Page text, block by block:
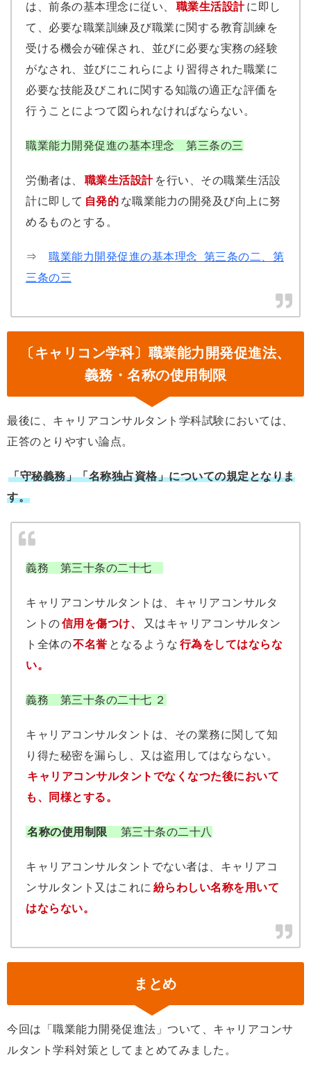
は、前条の基本理念に従い、
職業生活設計に即し
て、必要な職業訓練及び職業に関する教育訓練を
受ける機会が確保され、並びに必要な実務の経験
がなされ、並びにこれらにより習得された職業に
必要な技能及びこれに関する知識の適正な評価を
行うことによつて図られなければならない。
職業能力開発促進の基本理念 第三条の三
労働者は、 職業生活設計 を行い、その職業生活設
計に即して 自発的 な職業能力の開発及び向上に努
めるものとする。
⇒ 職業能力開発促進の基本理念 第三条の二、第
三条の三
〔キャリコン学科〕職業能力開発促進法、
義務・名称の使用制限
最後に、キャリアコンサルタント学科試験においては、
正答のとりやすい論点。
「守秘義務」「名称独占資格」についての規定となりま
す。
義務 第三十条の二十七
キャリアコンサルタントは、キャリアコンサルタ
ントの信用を傷つけ、
又はキャリアコンサルタン
ト全体の不名誉 となるような 行為をしてはならな
い。
義務 第三十条の二十七 ２
キャリアコンサルタントは、その業務に関して知
り得た秘密を漏らし、又は盗用してはならない。
キャリアコンサルタントでなくなつた後において
も、同様とする。
名称の使用制限 第三十条の二十八
キャリアコンサルタントでない者は、キャリアコ
ンサルタント又はこれに 紛らわしい名称を用いて
はならない。
まとめ
今回は「職業能力開発促進法」ついて、キャリアコンサ
ルタント学科対策としてまとめてみました。